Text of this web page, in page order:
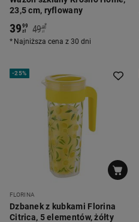
23,5 cm, ryflowany
3999
zł 49 00
zł
*
Najniższa cena z 30 dni
-25%
FLORINA
Dzbanek z kubkami Florina
Citrica, 5 elementów, żółty